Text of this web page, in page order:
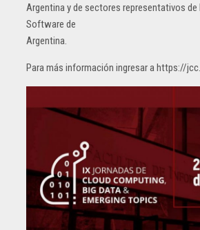
Argentina y de sectores representativos de
Software de
Argentina.
Para más información ingresar a https://